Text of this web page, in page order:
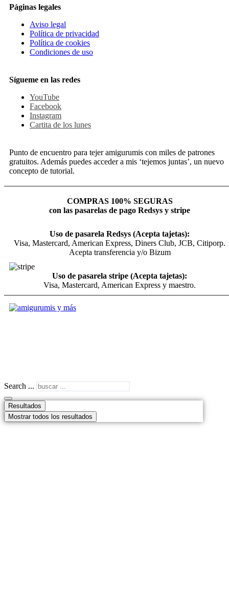
Páginas legales
Aviso legal
Política de privacidad
Política de cookies
Condiciones de uso
Sígueme en las redes
YouTube
Facebook
Instagram
Cartita de los lunes
Punto de encuentro para tejer amigurumis con miles de patrones
gratuitos. Además puedes acceder a mis ‘tejemos juntas’, un nuevo
concepto de tutorial.
COMPRAS 100% SEGURAS
con las pasarelas de pago Redsys y stripe
Uso de pasarela Redsys (Acepta tajetas):
Visa, Mastercard, American Express, Diners Club, JCB, Citiporp.
Acepta transferencia y/o Bizum
Uso de pasarela stripe (Acepta tajetas):
Visa, Mastercard, American Express y maestro.
Search ...
Resultados
Mostrar todos los resultados